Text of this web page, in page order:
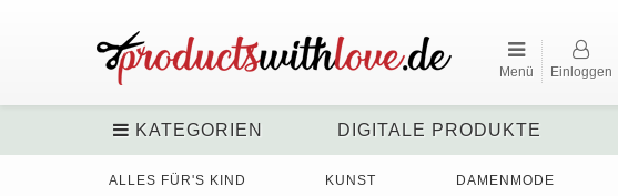
Menü Einloggen
KATEGORIEN DIGITALE PRODUKTE
ALLES FÜR'S KIND KUNST DAMENMODE